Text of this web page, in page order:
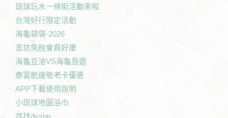
琉球玩水一條街活動來啦
台灣好行限定活動
海龜袋袋-2026
澎坊免稅會員好康
海龜豆油VS海龜島遊
泰富航運敬老卡優惠
APP下載使用說明
小琉球地圖浴巾
尋找dyson